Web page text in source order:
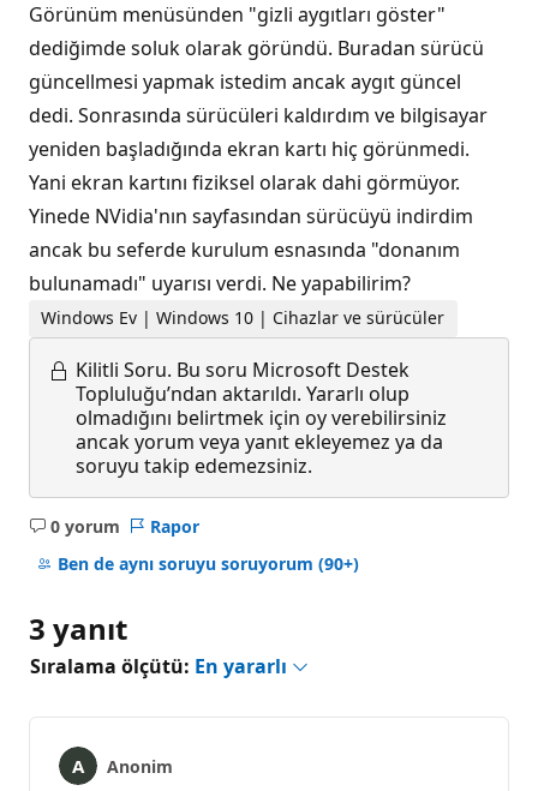
Görünüm menüsünden "gizli aygıtları göster"
dediğimde soluk olarak göründü. Buradan sürücü
güncellmesi yapmak istedim ancak aygıt güncel
dedi. Sonrasında sürücüleri kaldırdım ve bilgisayar
yeniden başladığında ekran kartı hiç görünmedi.
Yani ekran kartını fiziksel olarak dahi görmüyor.
Yinede NVidia'nın sayfasından sürücüyü indirdim
ancak bu seferde kurulum esnasında "donanım
bulunamadı" uyarısı verdi. Ne yapabilirim?
Windows Ev | Windows 10 | Cihazlar ve sürücüler
Kilitli Soru. Bu soru Microsoft Destek
Topluluğu’ndan aktarıldı. Yararlı olup
olmadığını belirtmek için oy verebilirsiniz
ancak yorum veya yanıt ekleyemez ya da
soruyu takip edemezsiniz.
0 yorum
Açıklama
yok
Rapor
Ben de aynı soruyu soruyorum (90+)
3 yanıt
Sıralama ölçütü: En yararlı
Anonim